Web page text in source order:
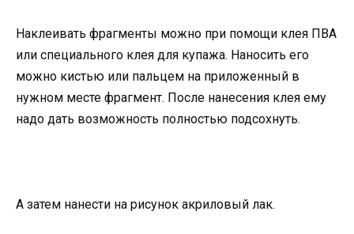
Наклеивать фрагменты можно при помощи клея ПВА
или специального клея для купажа. Наносить его
можно кистью или пальцем на приложенный в
нужном месте фрагмент. После нанесения клея ему
надо дать возможность полностью подсохнуть.
А затем нанести на рисунок акриловый лак.